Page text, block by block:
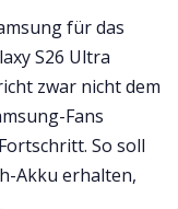
für das
S26 Ultra
zwar nicht dem
Fans
So soll
Akku erhalten,